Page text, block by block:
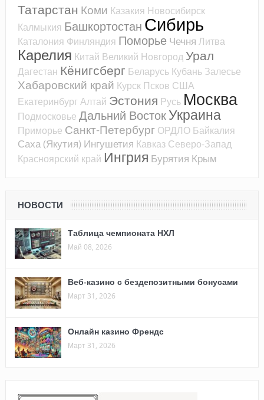
Татарстан Коми Казакия Новосибирск
Калмыкия Башкортостан Сибирь
Каталония Финляндия Поморье Чечня Литва
Карелия Китай Великий Новгород Урал
Дагестан Кёнигсберг Беларусь Кубань Залесье
Хабаровский край Курск Псков США
Екатеринбург Алтай Эстония Русь Москва
Подмосковье Дальний ВостокУкраина
Приморье Санкт-Петербург ОРДЛО Байкалия
Саха (Якутия) Ингушетия Кавказ Северо-Запад
Красноярский край Ингрия Бурятия Крым
НОВОСТИ
Таблица чемпионата НХЛ
Май 08, 2026
Веб-казино с бездепозитными бонусами
Март 31, 2026
Онлайн казино Френдс
Март 31, 2026